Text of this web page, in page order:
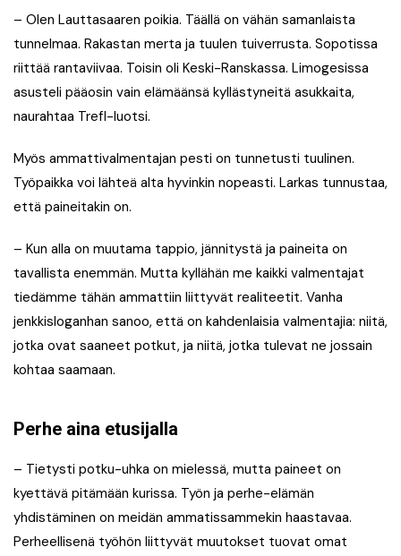
– Olen Lauttasaaren poikia. Täällä on vähän samanlaista
tunnelmaa. Rakastan merta ja tuulen tuiverrusta. Sopotissa
riittää rantaviivaa. Toisin oli Keski-Ranskassa. Limogesissa
asusteli pääosin vain elämäänsä kyllästyneitä asukkaita,
naurahtaa Trefl-luotsi.
Myös ammattivalmentajan pesti on tunnetusti tuulinen.
Työpaikka voi lähteä alta hyvinkin nopeasti. Larkas tunnustaa,
että paineitakin on.
– Kun alla on muutama tappio, jännitystä ja paineita on
tavallista enemmän. Mutta kyllähän me kaikki valmentajat
tiedämme tähän ammattiin liittyvät realiteetit. Vanha
jenkkisloganhan sanoo, että on kahdenlaisia valmentajia: niitä,
jotka ovat saaneet potkut, ja niitä, jotka tulevat ne jossain
kohtaa saamaan.
Perhe aina etusijalla
– Tietysti potku-uhka on mielessä, mutta paineet on
kyettävä pitämään kurissa. Työn ja perhe-elämän
yhdistäminen on meidän ammatissammekin haastavaa.
Perheellisenä työhön liittyvät muutokset tuovat omat